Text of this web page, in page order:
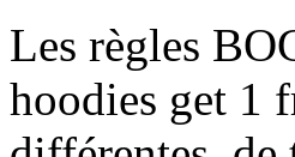
Les règles
hoodies get 1